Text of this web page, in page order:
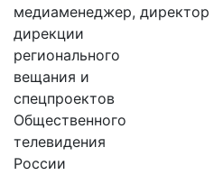
медиаменеджер, директор
дирекции
регионального
вещания и
спецпроектов
Общественного
телевидения
России